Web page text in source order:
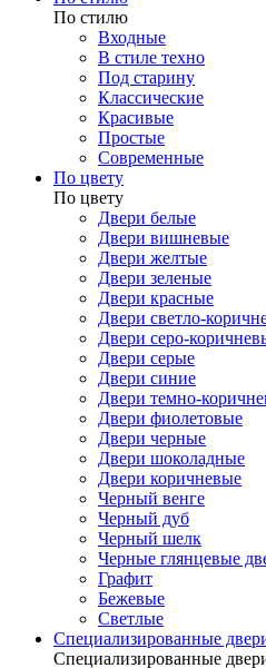
По стилю
Входные
В стиле техно
Под старину
Классические
Красивые
Простые
Современные
По цвету
По цвету
Двери белые
Двери вишневые
Двери желтые
Двери зеленые
Двери красные
Двери светло-
Двери серо-
Двери серые
Двери синие
Двери темно-
Двери фиолетовые
Двери черные
Двери шоколадные
Двери коричневые
Черный венге
Черный дуб
Черный шелк
Черные глянцевые
Графит
Бежевые
Светлые
Специализированные
Специализированные